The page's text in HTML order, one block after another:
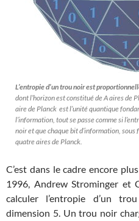
L’entropie d’un trou noir est
dont l’horizon est constitué de A aires de
aire de Planck est l’unité quantique
l’information, tout se passe comme si
noir et que chaque bit d’information,
quatre aires de Planck.
C’est dans le cadre encore
1996, Andrew Strominger et
calculer l’entropie d’un
dimension 5. Un trou noir